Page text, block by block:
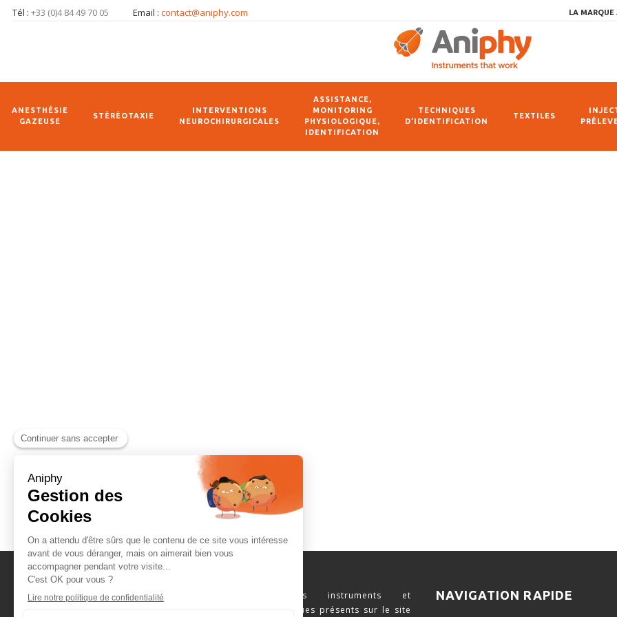
Tél : +33 (0)4 84 49 70 05 Email : contact@aniphy.com LA MARQUE
ANESTHÉSIE
GAZEUSE
STÉRÉOTAXIE
INTERVENTIONS
NEUROCHIRURGICALES
ASSISTANCE,
MONITORING
PHYSIOLOGIQUE,
IDENTIFICATION
TECHNIQUES
D’IDENTIFICATION
TEXTILES
Naviguez parmi les instruments et
consommables scientifiques présents sur le site
NAVIGATION RAPIDE